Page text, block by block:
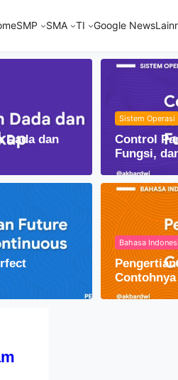
SMP SMA TI Google News
Kehidupan Sehari-
Dada dan
Sistem Operasi
Control
Fungsi,
Bahasa
Contohnya